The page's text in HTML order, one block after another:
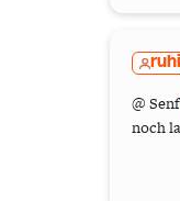
@ Senf
noch